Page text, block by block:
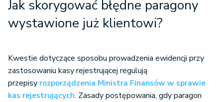
Jak skorygować błędne paragony
wystawione już klientowi?
Kwestie dotyczące sposobu prowadzenia ewidencji przy
zastosowaniu kasy rejestrującej regulują
przepisy rozporządzenia Ministra Finansów w sprawie
kas rejestrujących. Zasady postępowania, gdy paragon